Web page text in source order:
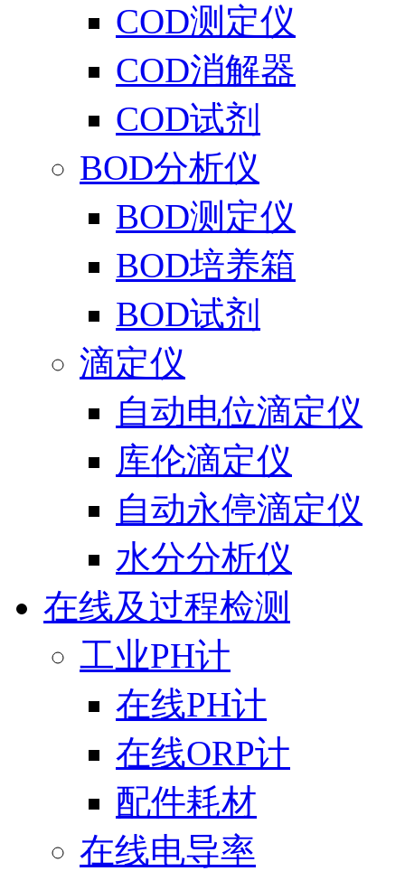
COD测定仪
COD消解器
COD试剂
BOD分析仪
BOD测定仪
BOD培养箱
BOD试剂
滴定仪
自动电位滴定仪
库伦滴定仪
自动永停滴定仪
水分分析仪
在线及过程检测
工业PH计
在线PH计
在线ORP计
配件耗材
在线电导率